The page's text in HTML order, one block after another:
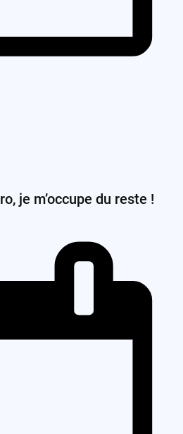
je m’occupe du reste !